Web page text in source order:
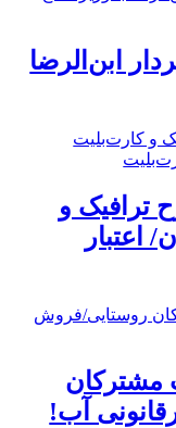
ابن‌الرضا
و
اعتبار
مشترکان
آب!